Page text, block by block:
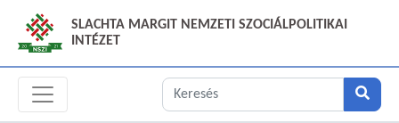
SLACHTA MARGIT NEMZETI SZOCIÁLPOLITIKAI
INTÉZET